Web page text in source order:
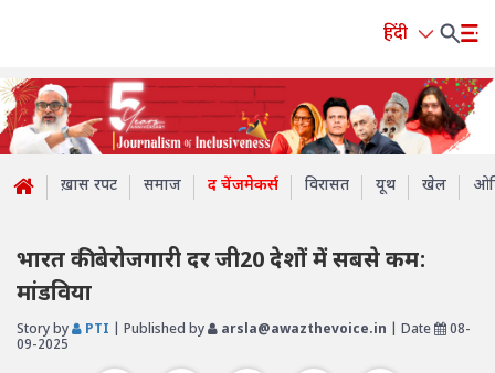
हिंदी
ख़ास रपट समाज द चेंजमेकर्स विरासत यूथ खेल
भारत की बेरोजगारी दर जी20 देशों में सबसे कम:
मांडविया
Story by PTI | Published by arsla@awazthevoice.in | Date
08-
09-2025